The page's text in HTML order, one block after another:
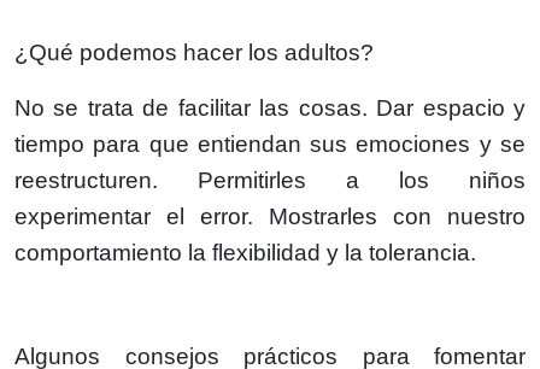
¿Qué podemos hacer los adultos?
No se trata de facilitar las cosas. Dar espacio y
tiempo para que entiendan sus emociones y se
reestructuren. Permitirles a los niños
experimentar el error. Mostrarles con nuestro
comportamiento la flexibilidad y la tolerancia.
Algunos consejos prácticos para fomentar